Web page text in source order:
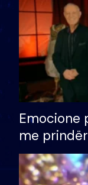
Emocione
me
divorci